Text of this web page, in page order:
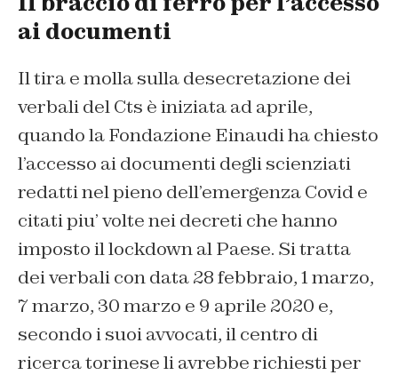
ai documenti
Il tira e molla sulla desecretazione dei
verbali del Cts è iniziata ad aprile,
quando la Fondazione Einaudi ha chiesto
l’accesso ai documenti degli scienziati
redatti nel pieno dell’emergenza Covid e
citati piu’ volte nei decreti che hanno
imposto il lockdown al Paese. Si tratta
dei verbali con data 28 febbraio, 1 marzo,
7 marzo, 30 marzo e 9 aprile 2020 e,
secondo i suoi avvocati, il centro di
ricerca torinese li avrebbe richiesti per